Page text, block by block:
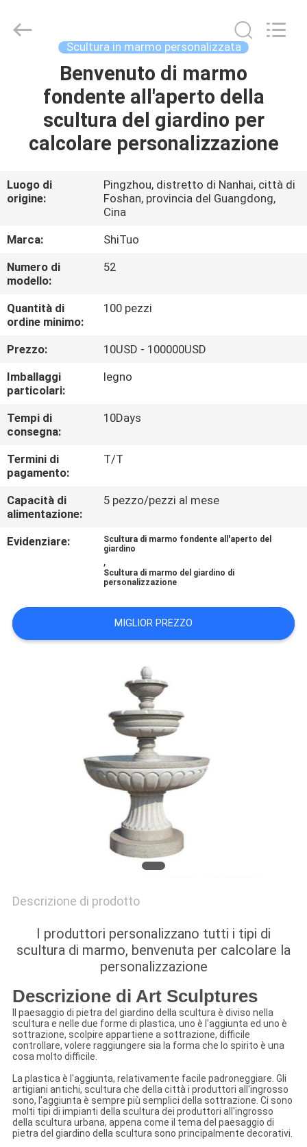
PRODOTTI
SU
NOI
ALLA
FABBRICA
CONTROLLO
DELLA
QUALITÀ
CONTATTACI
NOTIZIE
CHIEDI
UN
Crafts
Scultura in marmo personalizzata
Benvenuto di marmo
fondente all'aperto della
scultura del giardino per
calcolare personalizzazione
Luogo di
origine:
Pingzhou, distretto di Nanhai, città di
Foshan, provincia del Guangdong,
Cina
Marca:
ShiTuo
Numero di
modello:
52
Quantità di
ordine minimo:
100 pezzi
Prezzo:
10USD - 100000USD
Imballaggi
particolari:
legno
Tempi di
consegna:
10Days
Termini di
pagamento:
T/T
Capacità di
alimentazione:
5 pezzo/pezzi al mese
Evidenziare:
Scultura di marmo fondente all'aperto del
giardino
,
Scultura di marmo del giardino di
personalizzazione
MIGLIOR PREZZO
Descrizione di prodotto
I produttori personalizzano tutti i tipi di
scultura di marmo, benvenuta per calcolare la
personalizzazione
Descrizione di Art Sculptures
Il paesaggio di pietra del giardino della scultura è diviso nella
scultura e nelle due forme di plastica, uno è l'aggiunta ed uno è
sottrazione, scolpire appartiene a sottrazione, difficile
controllare, volere raggiungere sia la forma che lo spirito è una
cosa molto difficile.
La plastica è l'aggiunta, relativamente facile padroneggiare. Gli
artigiani antichi, scultura che della città i produttori all'ingrosso
sono, l'aggiunta è sempre più semplici della sottrazione. Ci sono
molti tipi di impianti della scultura dei produttori all'ingrosso
della scultura urbana, appena come il tema del paesaggio di
pietra del giardino della scultura sono principalmente decorativi.